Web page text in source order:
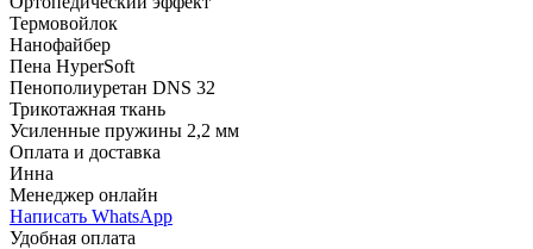
Термовойлок
Нанофайбер
Пена HyperSoft
Пенополиуретан DNS 32
Трикотажная ткань
Усиленные пружины 2,2 мм
Оплата и доставка
Инна
Менеджер онлайн
Написать WhatsApp
Удобная оплата